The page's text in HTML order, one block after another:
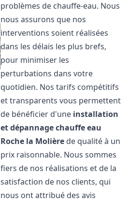
problèmes de chauffe-eau. Nous
nous assurons que nos
interventions soient réalisées
dans les délais les plus brefs,
pour minimiser les
perturbations dans votre
quotidien. Nos tarifs compétitifs
et transparents vous permettent
de bénéficier d'une installation
et dépannage chauffe eau
Roche la Molière de qualité à un
prix raisonnable. Nous sommes
fiers de nos réalisations et de la
satisfaction de nos clients, qui
nous ont attribué des avis